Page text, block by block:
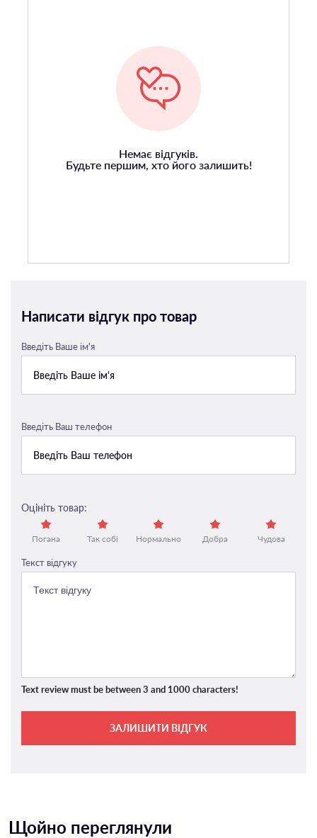
Немає відгуків.
Будьте першим, хто його залишить!
Написати відгук про товар
Введіть Ваше ім'я
Введіть Ваш телефон
Оцініть товар:
Погана Так собі Нормально Добра Чудова
Текст відгуку
Text review must be between 3 and 1000 characters!
ЗАЛИШИТИ ВІДГУК
Щойно переглянули